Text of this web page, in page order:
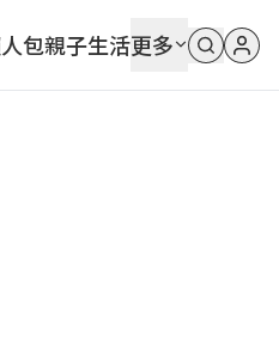
包親子生活更多